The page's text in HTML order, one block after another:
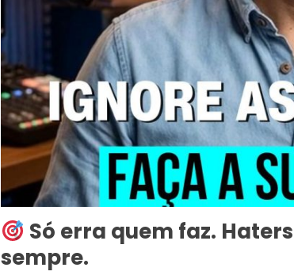
Só erra quem faz.
sempre.